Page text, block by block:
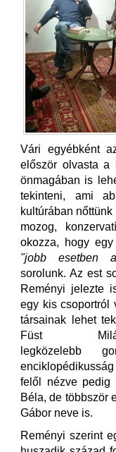
Vári egyébként
először olvasta a
önmagában is
tekinteni, ami
kultúrában
mozog,
okozza, hogy
"jobb esetben
sorolunk. Az est
Reményi jelezte
egy kis csoportról
társainak lehet
Füst
legközelebb
felől nézve pedig
Béla, de többször
Gábor neve is.
Reményi szerint